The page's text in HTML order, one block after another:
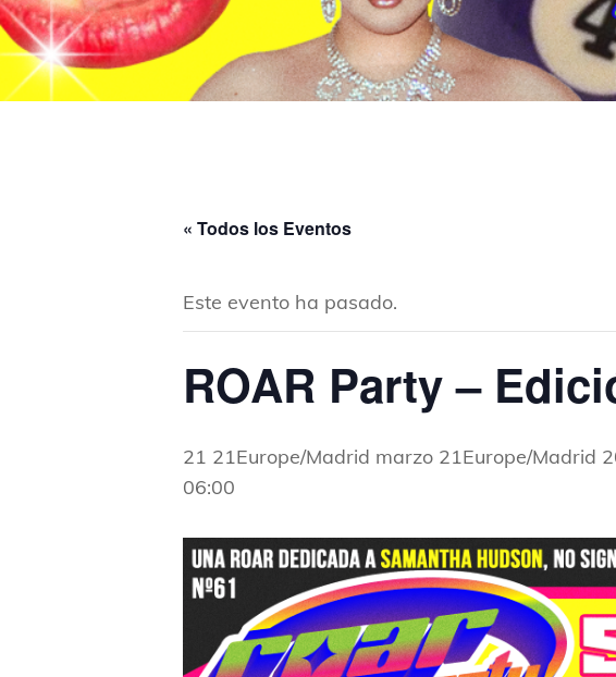
« Todos los Eventos
Este evento ha pasado.
ROAR Party –
21 21Europe/Madrid marzo 21Europe/Madrid
06:00